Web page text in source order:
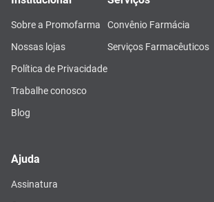
Sobre a Promofarma
Nossas lojas
Política de Privacidade
Trabalhe conosco
Blog
Convênio Farmácia
Serviços Farmacêuticos
Ajuda
Assinatura